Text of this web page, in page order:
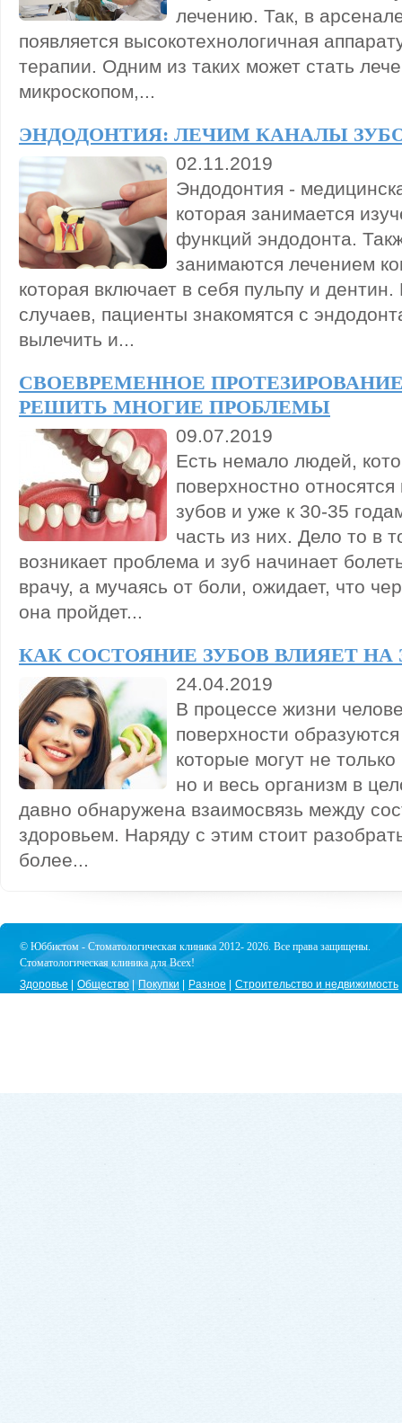
лечению. Так, в
появляется высокотехнологичная
терапии. Одним из таких может стать
микроскопом,...
ЭНДОДОНТИЯ: ЛЕЧИМ КАНАЛЫ
02.11.2019
Эндодонтия -
которая занимается
функций эндодонта.
занимаются лечением
которая включает в себя пульпу и
случаев, пациенты знакомятся с
вылечить и...
СВОЕВРЕМЕННОЕ
РЕШИТЬ МНОГИЕ ПРОБЛЕМЫ
09.07.2019
Есть немало людей,
поверхностно
зубов и уже к 30-35
часть из них. Дело то в
возникает проблема и зуб начинает
врачу, а мучаясь от боли, ожидает, что
она пройдет...
КАК СОСТОЯНИЕ ЗУБОВ ВЛИЯЕТ НА
24.04.2019
В процессе жизни
поверхности
которые могут не
но и весь организм в
давно обнаружена взаимосвязь между
здоровьем. Наряду с этим стоит
более...
© Юббистом - Стоматологическая клиника 2012- 2026. Все права защищены.
Стоматологическая клиника для Всех!
Здоровье
Общество Покупки Разное Строительство и недвижимость